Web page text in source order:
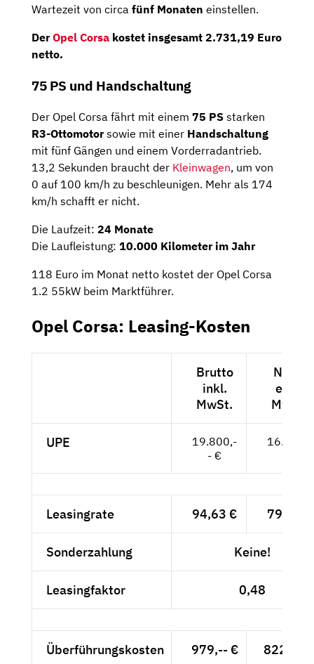
Wartezeit von circa fünf Monaten einstellen.
DerOpel Corsa kostet insgesamt 2.731,19 Euro
netto.
75 PS und Handschaltung
Der Opel Corsa fährt mit einem 75 PS starken
R3-Ottomotorsowie mit einer Handschaltung
mit fünf Gängen und einem Vorderradantrieb.
13,2 Sekunden braucht der Kleinwagen, um von
0 auf 100 km/h zu beschleunigen. Mehr als 174
km/h schafft er nicht.
Die Laufzeit: 24 Monate
Die Laufleistung: 10.000 Kilometer im Jahr
118 Euro im Monat netto kostet der Opel Corsa
1.2 55kW beim Marktführer.
Opel Corsa: Leasing-Kosten
Brutto
inkl.
MwSt.
Netto
exkl.
MwSt.
UPE
19.800,-
- €
16.639,-
Leasingrate 94,63 € 79,52 €
Sonderzahlung Keine!
Leasingfaktor 0,48
Überführungskosten 979,-- € 822,69